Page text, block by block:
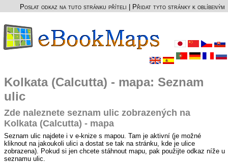
Poslat odkaz na tuto stránku příteli Přidat tyto stránky k oblíbeným
Kolkata (Calcutta) - mapa: Seznam
ulic
Zde naleznete seznam ulic zobrazených na
Kolkata (Calcutta) - mapa
Seznam ulic najdete i v e-knize s mapou. Tam je aktivní (je možné
kliknout na jakoukoli ulici a dostat se tak na stránku, kde je ulice
zobrazena). Pokud si jen chcete stáhnout mapu, pak použijte odkaz níže u
seznamu ulic.